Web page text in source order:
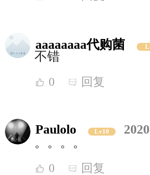
aaaaaaaa代购菌
不错
0 回复
Paulolo Lv10
。。。。
0 回复